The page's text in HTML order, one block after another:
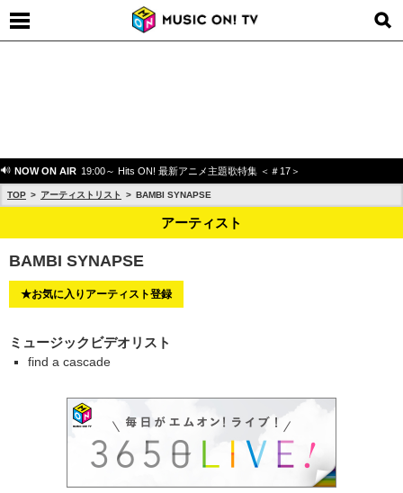
NOW ON AIR 19:00～ Hits ON! 最新アニメ主題歌特集 ＜＃17＞
TOP アーティストリスト BAMBI SYNAPSE
アーティスト
BAMBI SYNAPSE
★お気に入りアーティスト登録
ミュージックビデオリスト
find a cascade